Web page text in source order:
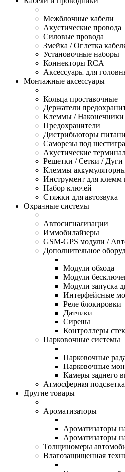
Межблочные кабели
Акустические провода
Силовые провода
Змейка / Оплетка
Установочные наборы
Коннекторы RCA
Аксессуары для
Монтажные аксессуары
Кольца проставочные
Держатели
Клеммы / Наконечники
Предохранители
Дистрибьюторы
Саморезы под
Акустические
Решетки / Сетки / Дуги
Клеммы
Инструмент для клемм
Набор ключей
Стяжки для автозвука
Охранные системы
Автосигнализации
Иммобилайзеры
GSM-GPS модули /
Дополнительное
Модули обхода
Модули
Модули запуска
Интерфейсные
Реле блокировки
Датчики
Сирены
Контроллеры
Парковочные системы
Парковочные
Парковочные
Камеры заднего
Атмосферная подсветка
Другие товары
Ароматизаторы
Ароматизаторы
Ароматизаторы
Толщиномеры
Влагозащищенная